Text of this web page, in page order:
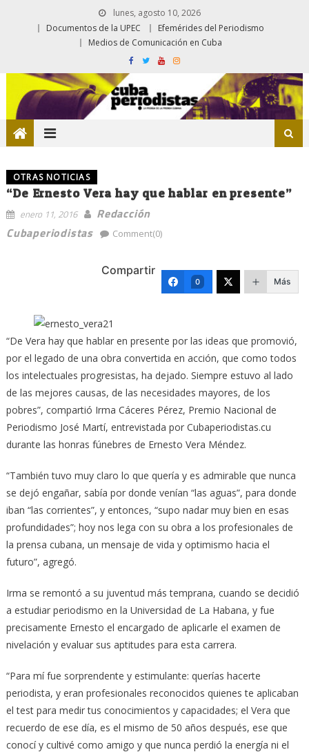
lunes, agosto 10, 2026
Documentos de la UPEC
Efemérides del Periodismo
Medios de Comunicación en Cuba
OTRAS NOTICIAS
“De Ernesto Vera hay que hablar en presente”
enero 11, 2016
Redacción
Cubaperiodistas
Comment(0)
Compartir
0 Más
“De Vera hay que hablar en presente por las ideas que promovió,
por el legado de una obra convertida en acción, que como todos
los intelectuales progresistas, ha dejado. Siempre estuvo al lado
de las mejores causas, de las necesidades mayores, de los
pobres”, compartió Irma Cáceres Pérez, Premio Nacional de
Periodismo José Martí, entrevistada por Cubaperiodistas.cu
durante las honras fúnebres de Ernesto Vera Méndez.
“También tuvo muy claro lo que quería y es admirable que nunca
se dejó engañar, sabía por donde venían “las aguas”, para donde
iban “las corrientes”, y entonces, “supo nadar muy bien en esas
profundidades”; hoy nos lega con su obra a los profesionales de
la prensa cubana, un mensaje de vida y optimismo hacia el
futuro”, agregó.
Irma se remontó a su juventud más temprana, cuando se decidió
a estudiar periodismo en la Universidad de La Habana, y fue
precisamente Ernesto el encargado de aplicarle el examen de
nivelación y evaluar sus aptitudes para esta carrera.
“Para mí fue sorprendente y estimulante: querías hacerte
periodista, y eran profesionales reconocidos quienes te aplicaban
el test para medir tus conocimientos y capacidades; el Vera que
recuerdo de ese día, es el mismo de 50 años después, ese que
conocí y cultivé como amigo y que nunca perdió la energía ni el